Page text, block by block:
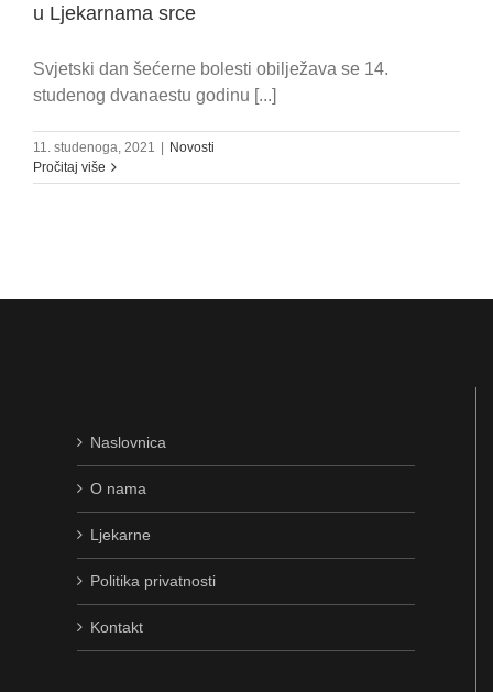
u Ljekarnama srce
Svjetski dan šećerne bolesti obilježava se 14.
studenog dvanaestu godinu [...]
11. studenoga, 2021 | Novosti
Pročitaj više
Naslovnica
O nama
Ljekarne
Politika privatnosti
Kontakt